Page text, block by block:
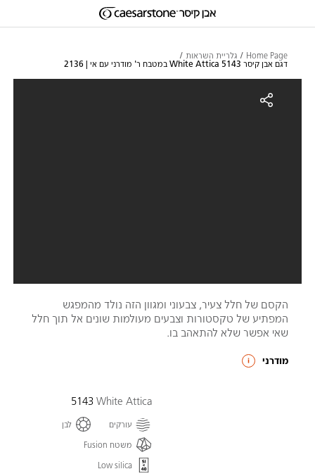
Home Page
גלריית השראות
דגם אבן קיסר 5143 White Attica במטבח ר' מודרני עם אי | 2136
דגם אבן קיסר 5143 White Attica במטבח ר' מודרני עם אי | 2136
הקסם של חלל צעיר, צבעוני ומגוון הזה נולד מהמפגש
המפתיע של טקסטורות וצבעים מעולמות שונים אל תוך חלל
שאי אפשר שלא להתאהב בו.
מודרני
5143 White Attica
עורקים
לבן
משטח Fusion
Low silica